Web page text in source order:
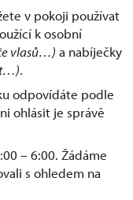
v pokoji používat
k osobní
vlasů…) a nabíječky
.
odpovídáte podle
ohlásit je správě
– 6:00. Žádáme
s ohledem na